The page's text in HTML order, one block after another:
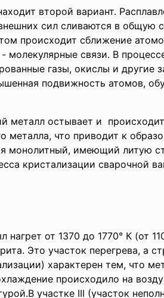
второй вариант.
сил сливаются в
происходит сближение
связи. В
газы, окислы и
подвижность атомов,
металл остывает и
металла, что приводит к
монолитный, имеющий литую
кристализации сварочной
нагрет от 1370 до 1770° К (от
Это участок перегрева, а
характерен тем, что
происходило на
участке III (участок